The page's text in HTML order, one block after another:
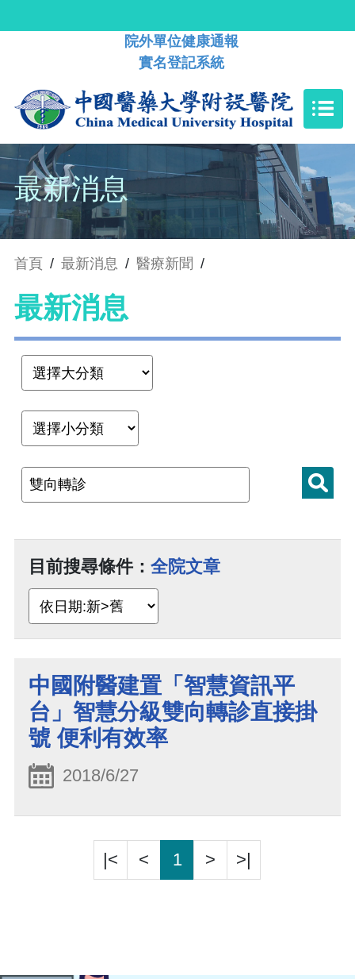
院外單位健康通報
實名登記系統
最新消息
首頁 / 最新消息 / 醫療新聞 /
最新消息
目前搜尋條件： 全院文章
中國附醫建置「智慧資訊平
台」智慧分級雙向轉診直接掛
號 便利有效率
2018/6/27
|< < 1 > >|